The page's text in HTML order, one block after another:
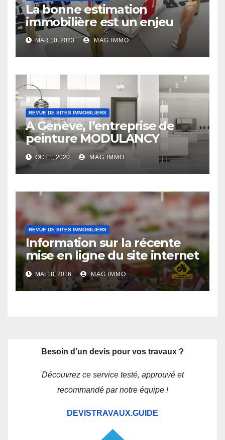
La bonne estimation
immobilière est un enjeu
MAR 10, 2023 MAG IMMO
REVUE DE SITES IMMOBILIERS
A Genève, l’entreprise de
peinture MODULANCY
s’affirme comme un acteur
leader
OCT 1, 2020 MAG IMMO
REVUE DE SITES IMMOBILIERS
Information sur la récente
mise en ligne du site internet
Verifiemamaison.com
MAI 18, 2016 MAG IMMO
Besoin d’un devis pour vos travaux ?
Découvrez ce service testé, approuvé et
recommandé par notre équipe !
DEVISTRAVAUX.GUIDE